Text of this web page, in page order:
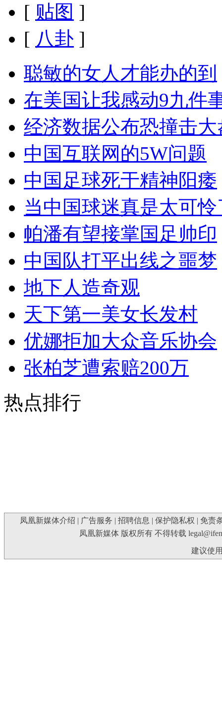
[ 贴图 ]
[ 八卦 ]
聪敏的女人才能办的到
在美国让我感动9九件
经济数据公布恐撞击大
中国互联网的5W问题
中国足球死于精神阳痿
当中国球迷真是太可怜
帕潘有望接掌国足帅印
中国队打平出线之噩梦
地下人造奇观
天下第一美女长发村
优娜拒加大众音乐协会
张柏芝遭索赔200万
热点排行
凤凰新媒体介绍 | 广告服务 | 招聘信息 | 保护隐私权 | 免责
凤凰新媒体 版权所有 不得转载
建议使